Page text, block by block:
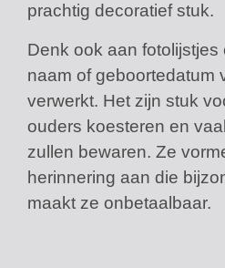
prachtig decoratief stuk.
Denk ook aan fotolijstjes
naam of geboortedatum
verwerkt. Het zijn stuk
ouders koesteren en
zullen bewaren. Ze
herinnering aan die
maakt ze onbetaalbaar.